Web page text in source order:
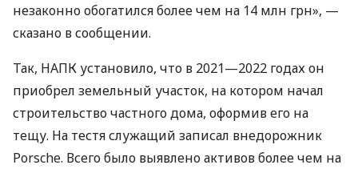
незаконно обогатился более чем на 14 млн грн», —
сказано в сообщении.
Так, НАПК установило, что в 2021—2022 годах он
приобрел земельный участок, на котором начал
строительство частного дома, оформив его на
тещу. На тестя служащий записал внедорожник
Porsche. Всего было выявлено активов более чем на